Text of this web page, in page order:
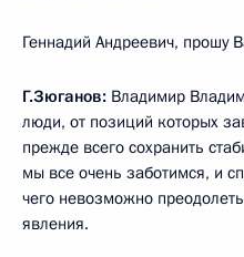
Геннадий Андреевич, прошу
Г.Зюганов: Владимир
люди, от позиций которых
прежде всего сохранить
мы все очень заботимся, и
чего невозможно
явления.